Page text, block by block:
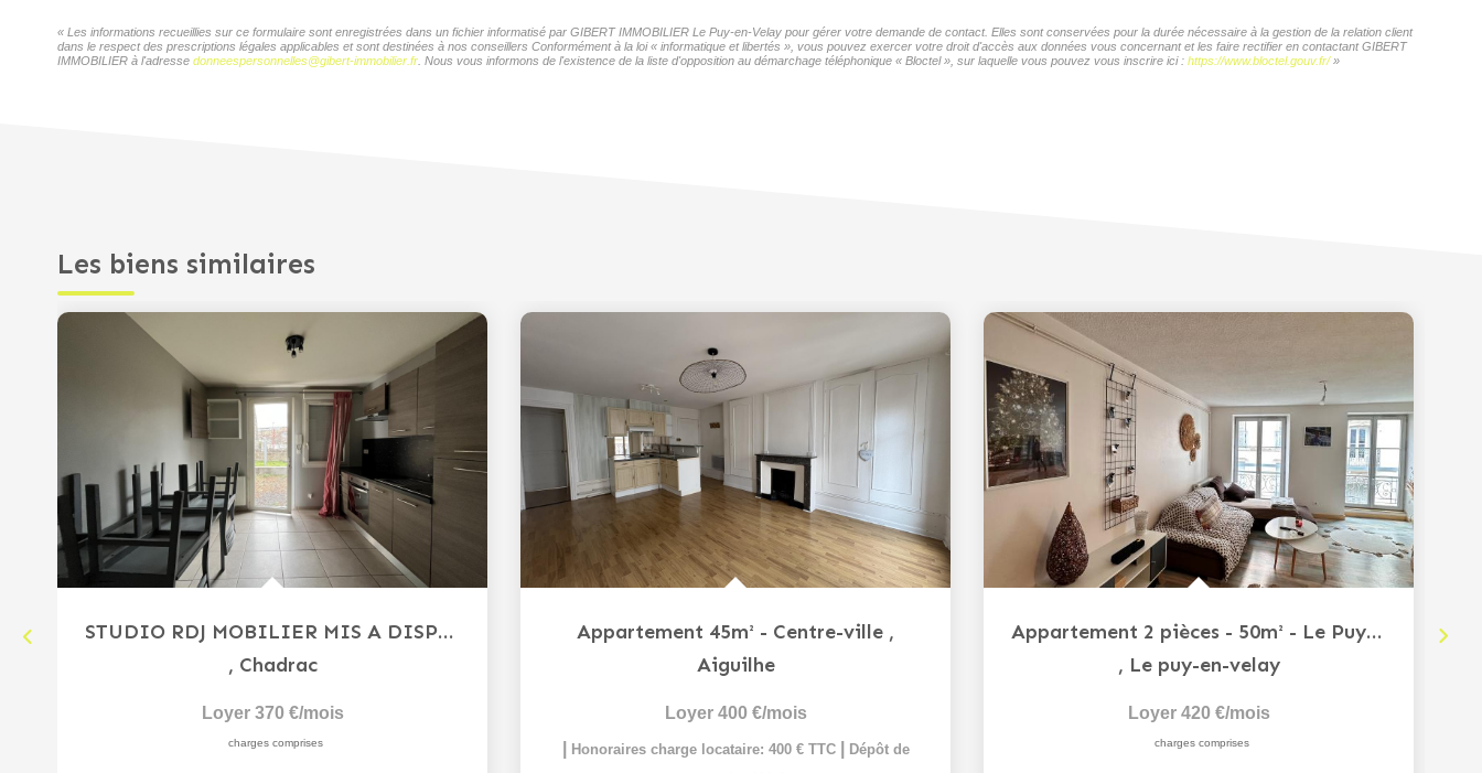
« Les informations recueillies sur ce formulaire sont enregistrées dans un fichier informatisé par GIBERT IMMOBILIER Le Puy-en-Velay pour gérer votre demande de contact. Elles sont conservées pour la durée nécessaire à la gestion de la relation client
dans le respect des prescriptions légales applicables et sont destinées à nos conseillers Conformément à la loi « informatique et libertés », vous pouvez exercer votre droit d'accès aux données vous concernant et les faire rectifier en contactant GIBERT
IMMOBILIER à l'adresse donneespersonnelles@gibert-immobilier.fr . Nous vous informons de l'existence de la liste d'opposition au démarchage téléphonique « Bloctel », sur laquelle vous pouvez vous inscrire ici : https://www.bloctel.gouv.fr/»
Les biens similaires
STUDIO RDJ MOBILIER MIS A DISPOSITION
, Chadrac
Loyer 370 €/mois
charges comprises
Appartement 45m² - Centre-ville ,
Aiguilhe
Loyer 400 €/mois
Honoraires charge locataire: 400 € TTC
Dépôt de
Appartement 2 pièces - 50m² - Le Puy-en-Velay
, Le puy-en-velay
Loyer 420 €/mois
charges comprises